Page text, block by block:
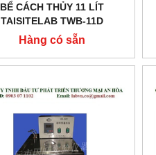
BỂ CÁCH THỦY 11 LÍT
TAISITELAB TWB-11D
Hàng có sẵn